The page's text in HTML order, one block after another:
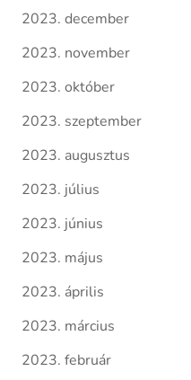
2023. december
2023. november
2023. október
2023. szeptember
2023. augusztus
2023. július
2023. június
2023. május
2023. április
2023. március
2023. február